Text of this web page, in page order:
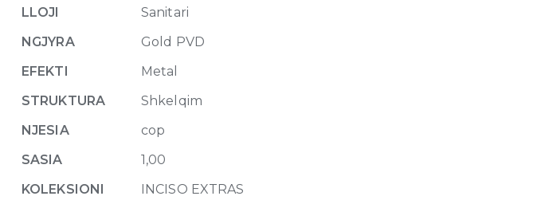
Gold
quantity
LLOJI
Sanitari
NGJYRA
Gold PVD
EFEKTI
Metal
STRUKTURA
Shkelqim
NJESIA
cop
SASIA
1,00
KOLEKSIONI
INCISO EXTRAS